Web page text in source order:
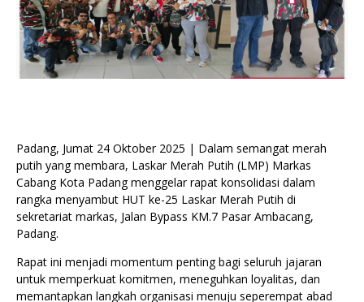
Padang, Jumat 24 Oktober 2025 | Dalam semangat merah
putih yang membara, Laskar Merah Putih (LMP) Markas
Cabang Kota Padang menggelar rapat konsolidasi dalam
rangka menyambut HUT ke-25 Laskar Merah Putih di
sekretariat markas, Jalan Bypass KM.7 Pasar Ambacang,
Padang.
Rapat ini menjadi momentum penting bagi seluruh jajaran
untuk memperkuat komitmen, meneguhkan loyalitas, dan
memantapkan langkah organisasi menuju seperempat abad